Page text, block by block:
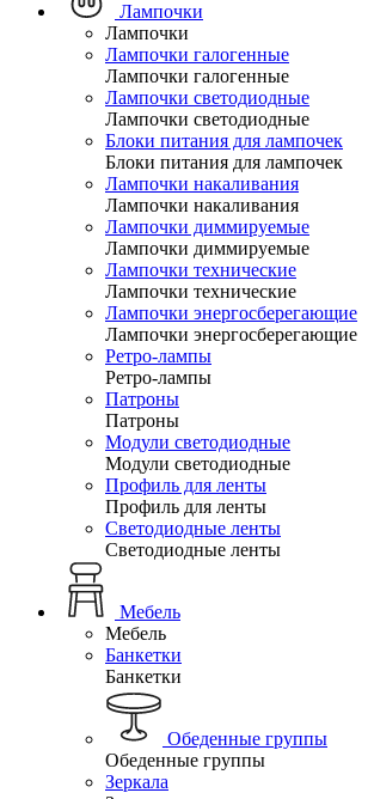
Лампочки
Лампочки
Лампочки галогенные
Лампочки галогенные
Лампочки светодиодные
Лампочки светодиодные
Блоки питания для лампочек
Блоки питания для лампочек
Лампочки накаливания
Лампочки накаливания
Лампочки диммируемые
Лампочки диммируемые
Лампочки технические
Лампочки технические
Лампочки энергосберегающие
Лампочки энергосберегающие
Ретро-лампы
Ретро-лампы
Патроны
Патроны
Модули светодиодные
Модули светодиодные
Профиль для ленты
Профиль для ленты
Светодиодные ленты
Светодиодные ленты
Мебель
Мебель
Банкетки
Банкетки
Обеденные группы
Обеденные группы
Зеркала